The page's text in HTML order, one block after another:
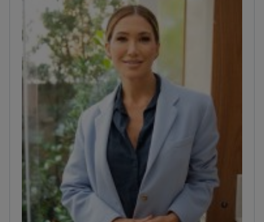
ثلاثية الأبعاد باستخدام دلائل جراحية مطبوعة، وبإعادة
تأهيل فموي متكاملة تدمج الزرعات والقشور الخزفية